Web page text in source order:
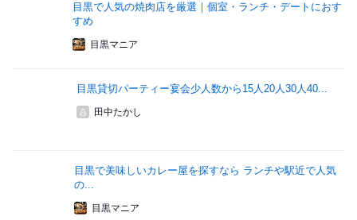
目黒で人気の焼肉店を厳選｜個室・ランチ・デートにおす
すめ
目黒マニア
目黒貸切パーティー宴会少人数から15人20人30人40...
田中たかし
目黒で美味しいカレー屋を探すなら ランチや駅近で人気
の...
目黒マニア